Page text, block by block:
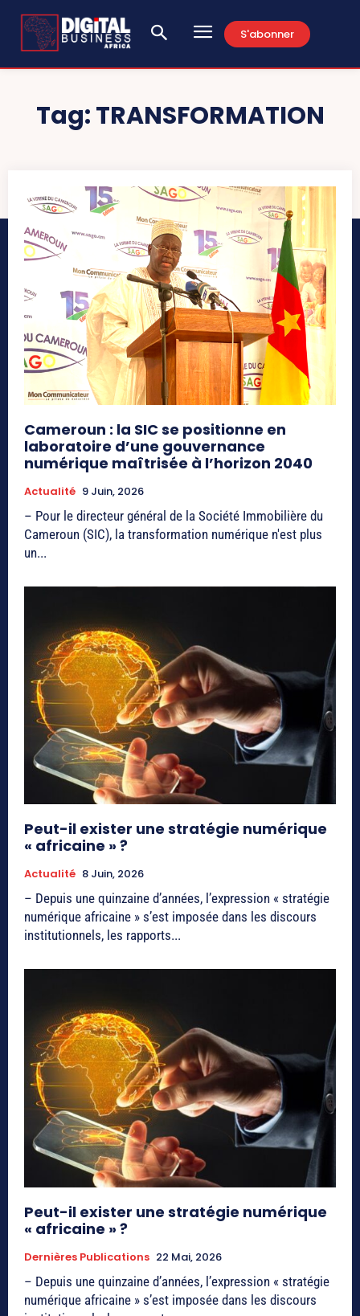
S'abonner
Tag:TRANSFORMATION
Cameroun : la SIC se positionne en
laboratoire d’une gouvernance
numérique maîtrisée à l’horizon 2040
Actualité 9 Juin, 2026
– Pour le directeur général de la Société Immobilière du
Cameroun (SIC), la transformation numérique n'est plus
un...
Peut-il exister une stratégie numérique
« africaine » ?
Actualité 8 Juin, 2026
– Depuis une quinzaine d’années, l’expression « stratégie
numérique africaine » s’est imposée dans les discours
institutionnels, les rapports...
Peut-il exister une stratégie numérique
« africaine » ?
Dernières Publications 22 Mai, 2026
– Depuis une quinzaine d’années, l’expression « stratégie
numérique africaine » s’est imposée dans les discours